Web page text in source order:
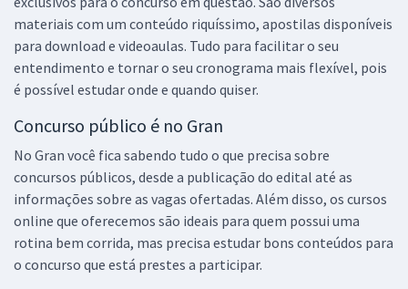
materiais com um conteúdo riquíssimo, apostilas disponíveis
para download e videoaulas. Tudo para facilitar o seu
entendimento e tornar o seu cronograma mais flexível, pois
é possível estudar onde e quando quiser.
Concurso público é no Gran
No Gran você fica sabendo tudo o que precisa sobre
concursos públicos, desde a publicação do edital até as
informações sobre as vagas ofertadas. Além disso, os cursos
online que oferecemos são ideais para quem possui uma
rotina bem corrida, mas precisa estudar bons conteúdos para
o concurso que está prestes a participar.